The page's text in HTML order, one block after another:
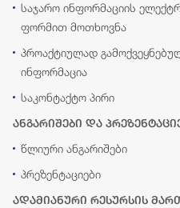
საჯარო ინფორმაციის
ფორმით მოთხოვნა
პროაქტიულად
ინფორმაცია
საკონტაქტო პირი
ანგარიშები და
წლიური ანგარიშები
პრეზენტაციები
ადამიანური რესურსის